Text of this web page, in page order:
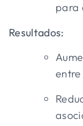
para
Resultados: